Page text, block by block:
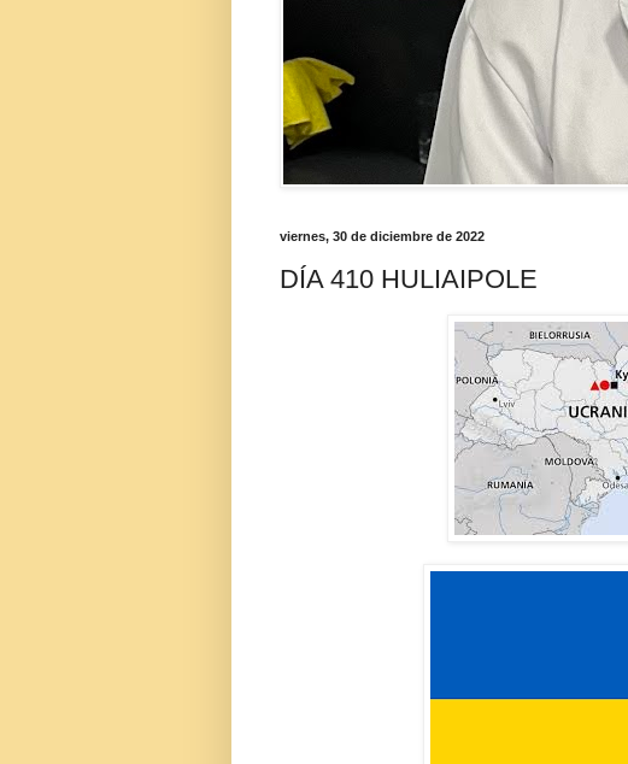
viernes, 30 de diciembre de 2022
DÍA 410 HULIAIPOLE